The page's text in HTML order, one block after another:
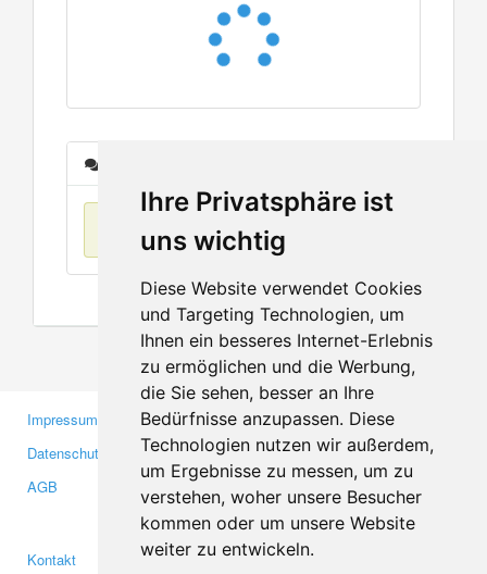
Ihre Privatsphäre ist
uns wichtig
Diese Website verwendet Cookies
und Targeting Technologien, um
Ihnen ein besseres Internet-Erlebnis
zu ermöglichen und die Werbung,
die Sie sehen, besser an Ihre
Bedürfnisse anzupassen. Diese
Technologien nutzen wir außerdem,
um Ergebnisse zu messen, um zu
verstehen, woher unsere Besucher
kommen oder um unsere Website
weiter zu entwickeln.
Keine Einträge
Impressum
Datenschutzerklärung
AGB
Gewerbetreibende
Investoren
Medien
Kontakt
Facebook